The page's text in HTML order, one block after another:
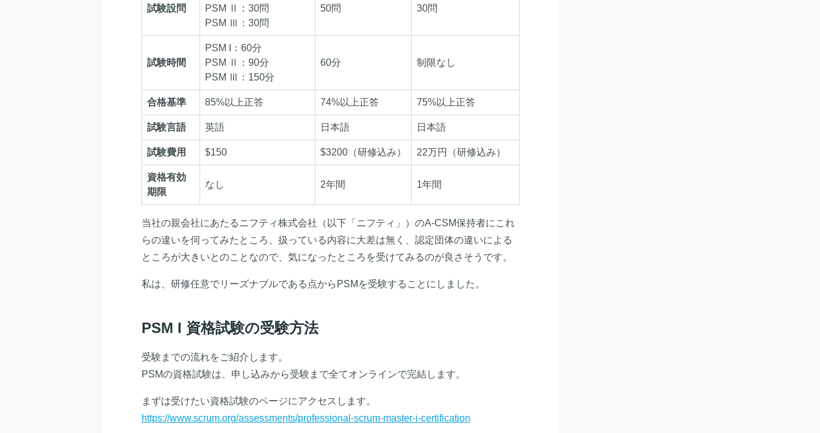
試験設問
PSM Ⅱ：30問
PSM Ⅲ：30問
50問 30問
試験時間
PSM I：60分
PSM Ⅱ：90分
PSM Ⅲ：150分
60分 制限なし
合格基準 85%以上正答 74%以上正答 75%以上正答
試験言語 英語 日本語 日本語
試験費用 $150 $3200（研修込み） 22万円（研修込み）
資格有効
期限
なし 2年間 1年間
当社の親会社にあたるニフティ株式会社（以下「ニフティ」）のA-CSM保持者にこれ
らの違いを伺ってみたところ、扱っている内容に大差は無く、認定団体の違いによる
ところが大きいとのことなので、気になったところを受けてみるのが良さそうです。
私は、研修任意でリーズナブルである点からPSMを受験することにしました。
PSM I 資格試験の受験方法
受験までの流れをご紹介します。
PSMの資格試験は、申し込みから受験まで全てオンラインで完結します。
まずは受けたい資格試験のページにアクセスします。
https://www.scrum.org/assessments/professional-scrum-master-i-certification